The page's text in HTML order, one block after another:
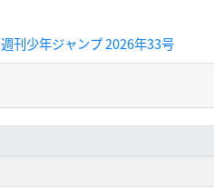
週刊少年ジャンプ 2026年33号